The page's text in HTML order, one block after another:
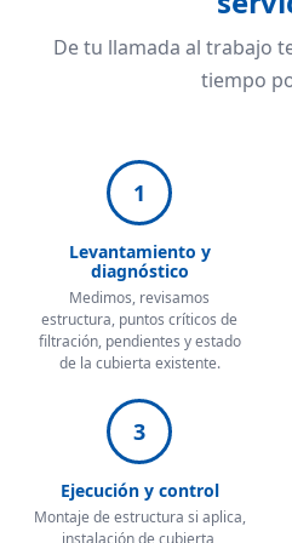
De tu llamada al trabajo
tiempo
1
Levantamiento y
diagnóstico
Medimos, revisamos
estructura, puntos críticos de
filtración, pendientes y estado
de la cubierta existente.
3
Ejecución y control
Montaje de estructura si aplica,
instalación de cubierta,